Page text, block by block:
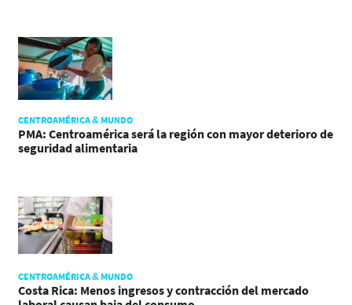
CENTROAMÉRICA & MUNDO
PMA: Centroamérica será la región con mayor deterioro de
seguridad alimentaria
CENTROAMÉRICA & MUNDO
Costa Rica: Menos ingresos y contracción del mercado